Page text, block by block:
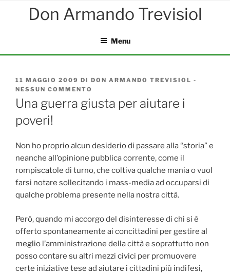
Menu
PUBBLICATO
IL
11 MAGGIO 2009 DI DON ARMANDO TREVISIOL -
NESSUN COMMENTO
UNA
GUERRA
I
POVERI!
Una guerra giusta per aiutare i
poveri!
Non ho proprio alcun desiderio di passare alla “storia” e
neanche all’opinione pubblica corrente, come il
rompiscatole di turno, che coltiva qualche mania o vuol
farsi notare sollecitando i mass-media ad occuparsi di
qualche problema presente nella nostra città.
Però, quando mi accorgo del disinteresse di chi si è
offerto spontaneamente ai concittadini per gestire al
meglio l’amministrazione della città e soprattutto non
posso contare su altri mezzi civici per promuovere
certe iniziative tese ad aiutare i cittadini più indifesi,